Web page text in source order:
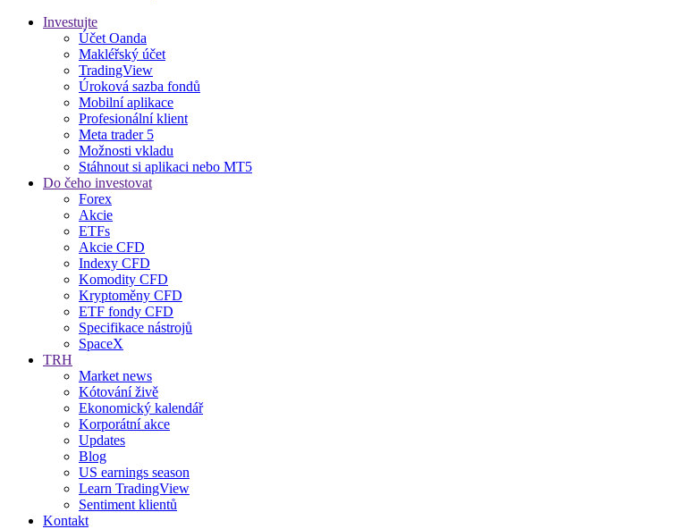
Investujte
Účet Oanda
Makléřský účet
TradingView
Úroková sazba fondů
Mobilní aplikace
Profesionální klient
Meta trader 5
Možnosti vkladu
Stáhnout si aplikaci nebo MT5
Do čeho investovat
Forex
Akcie
ETFs
Akcie CFD
Indexy CFD
Komodity CFD
Kryptoměny CFD
ETF fondy CFD
Specifikace nástrojů
SpaceX
TRH
Market news
Kótování živě
Ekonomický kalendář
Korporátní akce
Updates
Blog
US earnings season
Learn TradingView
Sentiment klientů
Kontakt